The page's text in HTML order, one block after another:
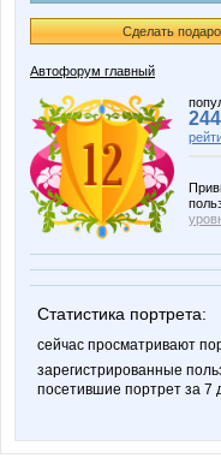
Сделать
Автофорум главный
Статистика портрета:
сейчас просматривают
зарегистрированные
посетившие портрет за 7